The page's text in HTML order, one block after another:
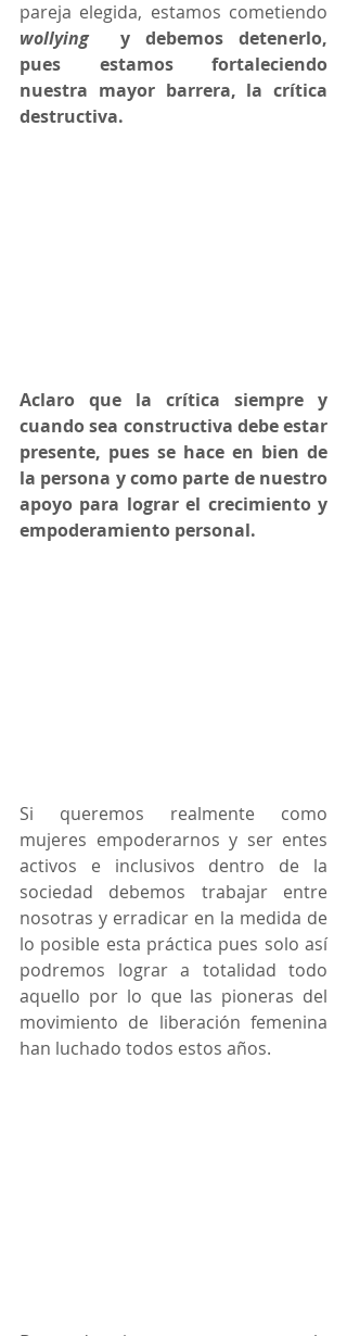
wollying
  y debemos detenerlo,
pues estamos fortaleciendo
nuestra mayor barrera, la crítica
destructiva.
Aclaro que la crítica siempre y
cuando sea constructiva debe estar
presente, pues se hace en bien de
la persona y como parte de nuestro
apoyo para lograr el crecimiento y
empoderamiento personal.
Si queremos realmente como
mujeres empoderarnos y ser entes
activos e inclusivos dentro de la
sociedad debemos trabajar entre
nosotras y erradicar en la medida de
lo posible esta práctica pues solo así
podremos lograr a totalidad todo
aquello por lo que las pioneras del
movimiento de liberación femenina
han luchado todos estos años.